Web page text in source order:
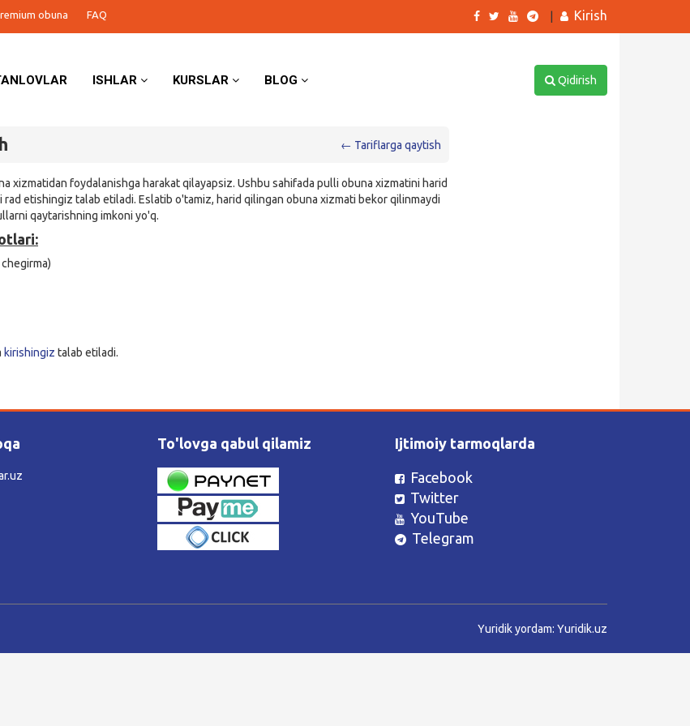
obuna FAQ Kirish
ISHLAR KURSLAR BLOG Qidirish
← Tariflarga qaytish
xizmatidan foydalanishga harakat qilayapsiz. Ushbu sahifada pulli obuna xizmatini harid
etishingiz talab etiladi. Eslatib o'tamiz, harid qilingan obuna xizmati bekor qilinmaydi
qaytarishning imkoni yo'q.
kirishingiz talab etiladi.
To'lovga qabul qilamiz Ijtimoiy tarmoqlarda
Facebook
Twitter
YouTube
Telegram
Yuridik yordam: Yuridik.uz